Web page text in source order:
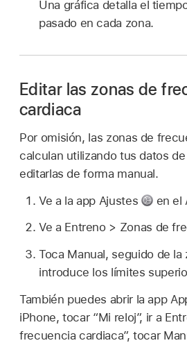
Una gráfica detalla el
pasado en cada zona.
Editar las zonas de
cardiaca
Por omisión, las zonas de
calculan utilizando tus datos
editarlas de forma manual.
Ve a la app Ajustes
en el
Ve a Entreno > Zonas de
Toca Manual, seguido de
introduce los límites
También puedes abrir la app
iPhone, tocar “Mi reloj”, ir a
frecuencia cardiaca”, tocar